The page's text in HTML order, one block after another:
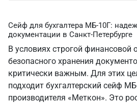
Сейф для бухгалтера МБ-10Г:
документации в Санкт‑Петербурге
В условиях строгой финансовой
безопасного хранения
критически важным. Для этих
подходит бухгалтерский сейф
производителя «Меткон». Это